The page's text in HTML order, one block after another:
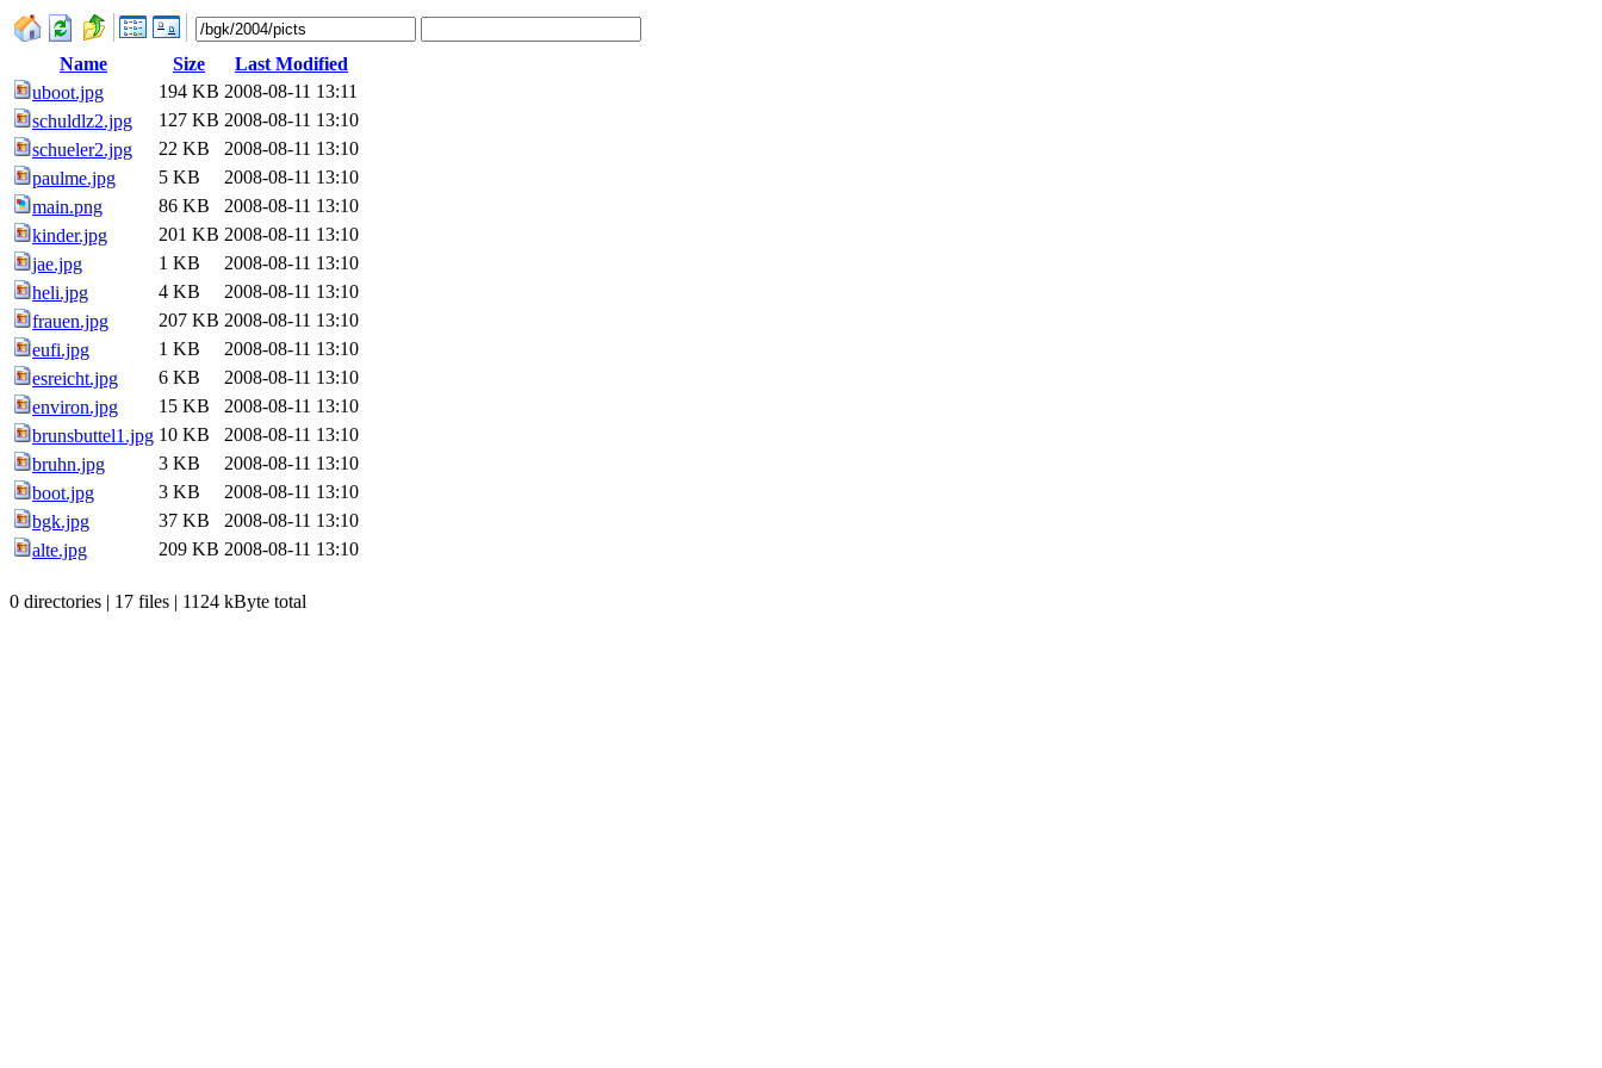
Name Size
Last Modified
uboot.jpg
194 KB 2008-08-11 13:11
schuldlz2.jpg
127 KB 2008-08-11 13:10
schueler2.jpg
22 KB
2008-08-11 13:10
paulme.jpg
5 KB
2008-08-11 13:10
main.png
86 KB
2008-08-11 13:10
kinder.jpg
201 KB 2008-08-11 13:10
jae.jpg
1 KB
2008-08-11 13:10
heli.jpg
4 KB
2008-08-11 13:10
frauen.jpg
207 KB 2008-08-11 13:10
eufi.jpg
1 KB
2008-08-11 13:10
esreicht.jpg
6 KB
2008-08-11 13:10
environ.jpg
15 KB
2008-08-11 13:10
brunsbuttel1.jpg 10 KB
2008-08-11 13:10
bruhn.jpg
3 KB
2008-08-11 13:10
boot.jpg
3 KB
2008-08-11 13:10
bgk.jpg
37 KB
2008-08-11 13:10
alte.jpg
209 KB 2008-08-11 13:10
0 directories | 17 files | 1124 kByte total